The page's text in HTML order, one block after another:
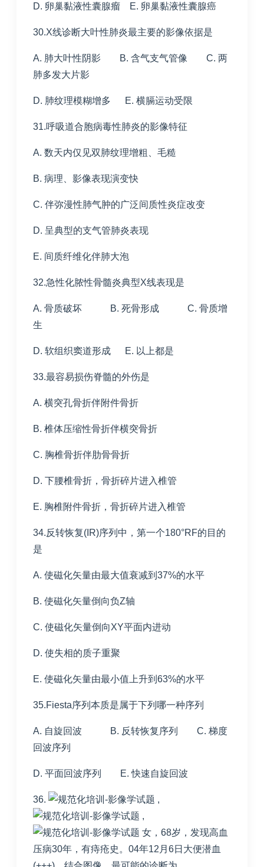
D. 卵巢黏液性囊腺瘤 E. 卵巢黏液性囊腺癌
30.X线诊断大叶性肺炎最主要的影像依据是
A. 肺大叶性阴影 B. 含气支气管像 C. 两
肺多发大片影
D. 肺纹理模糊增多 E. 横膈运动受限
31.呼吸道合胞病毒性肺炎的影像特征
A. 数天内仅见双肺纹理增粗、毛糙
B. 病理、影像表现演变快
C. 伴弥漫性肺气肿的广泛间质性炎症改变
D. 呈典型的支气管肺炎表现
E. 间质纤维化伴肺大泡
32.急性化脓性骨髓炎典型X线表现是
A. 骨质破坏 B. 死骨形成 C. 骨质增
生
D. 软组织窦道形成 E. 以上都是
33.最容易损伤脊髓的外伤是
A. 横突孔骨折伴附件骨折
B. 椎体压缩性骨折伴横突骨折
C. 胸椎骨折伴肋骨骨折
D. 下腰椎骨折，骨折碎片进入椎管
E. 胸椎附件骨折，骨折碎片进入椎管
34.反转恢复(IR)序列中，第一个180°RF的目的
是
A. 使磁化矢量由最大值衰减到37%的水平
B. 使磁化矢量倒向负Z轴
C. 使磁化矢量倒向XY平面内进动
D. 使失相的质子重聚
E. 使磁化矢量由最小值上升到63%的水平
35.Fiesta序列本质是属于下列哪一种序列
A. 自旋回波 B. 反转恢复序列 C. 梯度
回波序列
D. 平面回波序列 E. 快速自旋回波
36.
,
,
女，68岁，发现高血
压病30年，有痔疮史。04年12月6日大便潜血